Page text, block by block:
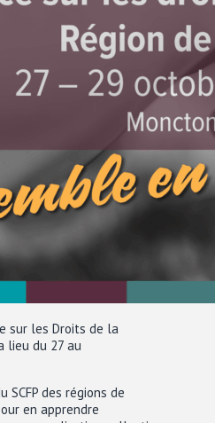
sur les Droits de la
lieu du 27 au
SCFP des régions de
en apprendre